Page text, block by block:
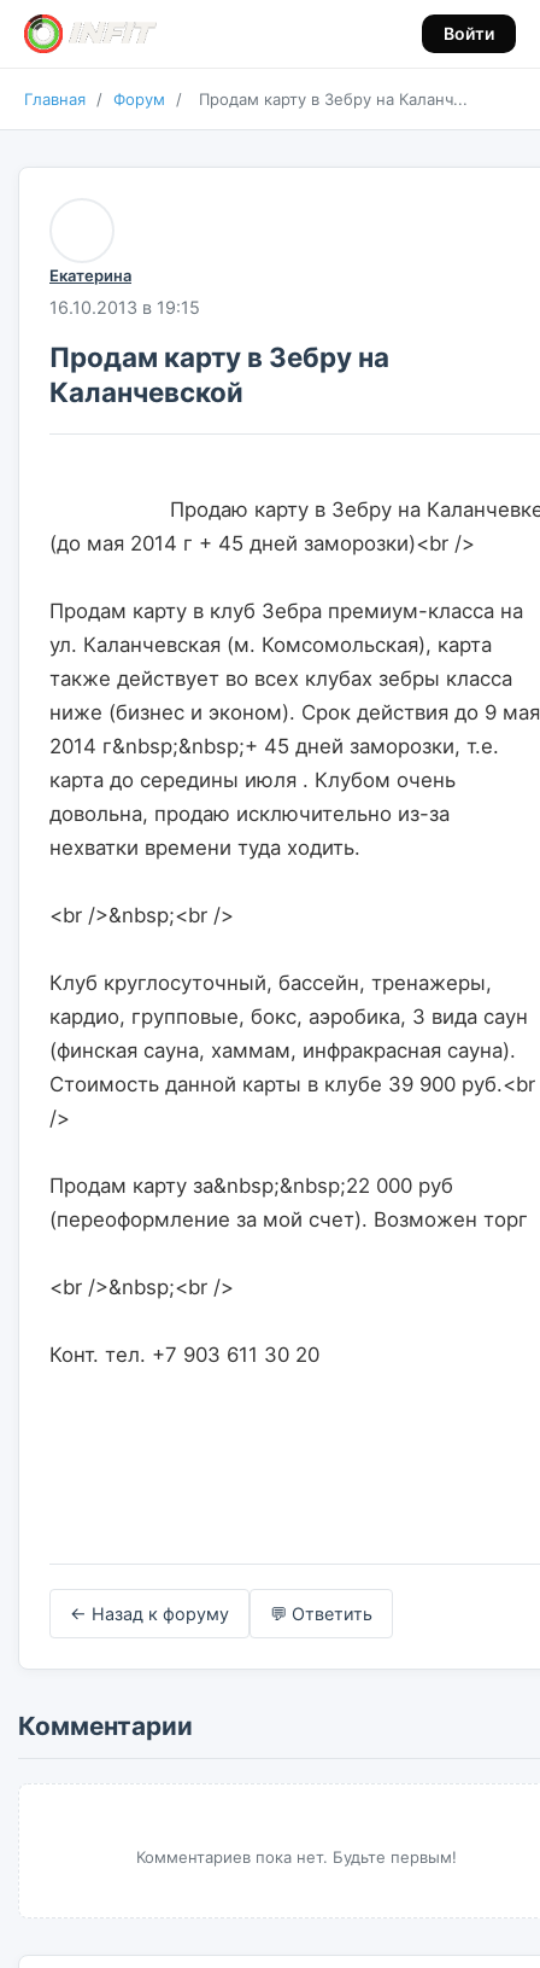
Войти
Главная / Форум / Продам карту в Зебру на Каланч...
Екатерина
16.10.2013 в 19:15
Продам карту в Зебру на
Каланчевской
(до мая 2014 г + 45 дней заморозки)<br />
Продам карту в клуб Зебра премиум-класса на
ул. Каланчевская (м. Комсомольская), карта
также действует во всех клубах зебры класса
ниже (бизнес и эконом). Срок действия до 9 мая
2014 г&nbsp;&nbsp;+ 45 дней заморозки, т.е.
карта до середины июля . Клубом очень
довольна, продаю исключительно из-за
нехватки времени туда ходить.
<br />&nbsp;<br />
Клуб круглосуточный, бассейн, тренажеры,
кардио, групповые, бокс, аэробика, 3 вида саун
(финская сауна, хаммам, инфракрасная сауна).
Стоимость данной карты в клубе 39 900 руб.<br
/>
Продам карту за&nbsp;&nbsp;22 000 руб
(переоформление за мой счет). Возможен торг
<br />&nbsp;<br />
Конт. тел. +7 903 611 30 20
← Назад к форуму 💬 Ответить
Комментарии
Комментариев пока нет. Будьте первым!